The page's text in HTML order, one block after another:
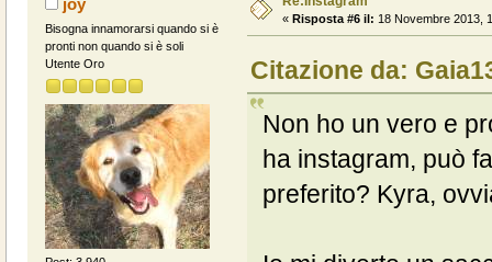
Bisogna innamorarsi quando si è
pronti non quando si è soli
Utente Oro
« Risposta #6 il: 18 Novembre 2013,
Citazione da:
Non ho un vero e
ha instagram, può
preferito? Kyra,